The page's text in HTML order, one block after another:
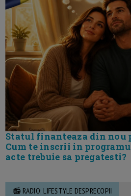
Statul finanteaza din nou
Cum te inscrii in
acte trebuie sa pregatesti?
📻 RADIO: LIFESTYLE DESPRECOPII